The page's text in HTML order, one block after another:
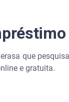
que
e gratuita.